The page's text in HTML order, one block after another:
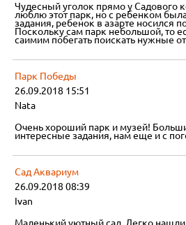
Чудесный уголок прямо у Садового
люблю этот парк, но с ребенком
задания, ребенок в азарте носился
Поскольку сам парк небольшой, то
саимим побегать поискать нужные
Парк Победы
26.09.2018 15:51
Nata
Очень хороший парк и музей!
интересные задания, нам еще и с
Сад Аквариум
26.09.2018 08:39
Ivan